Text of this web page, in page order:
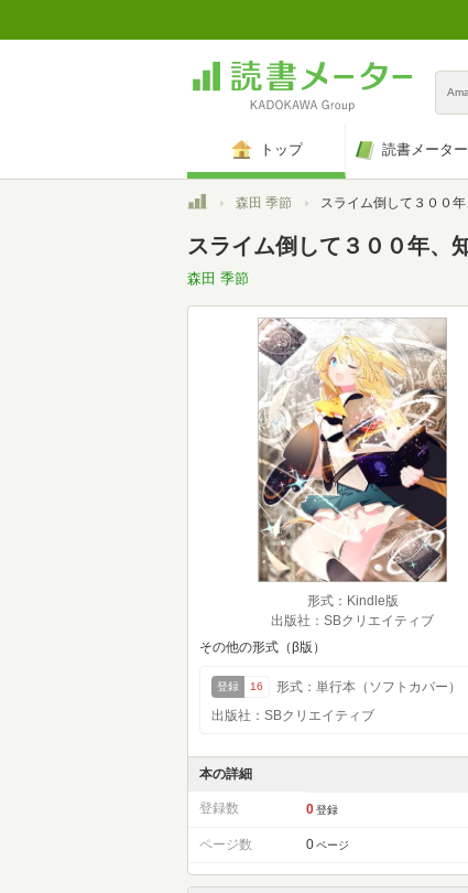
トップ 読書メータ
トップ森田 季節 スライム倒して３００年、知らないうちにレベルＭＡＸに
スライム倒して３００年、
森田 季節
形式：Kindle版
出版社：SBクリエイティブ
その他の形式（β版）
登録 16
形式：単行本（ソフトカバー）
出版社：SBクリエイティブ
本の詳細
登録数 0 登録
ページ数 0 ページ